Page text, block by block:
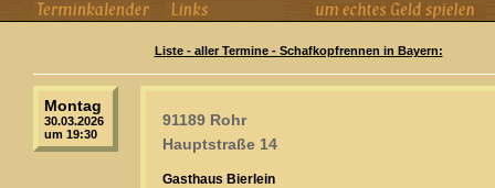
Liste - aller Termine - Schafkopfrennen in Bayern:
Montag
30.03.2026
um 19:30
91189 Rohr
Hauptstraße 14
Gasthaus Bierlein